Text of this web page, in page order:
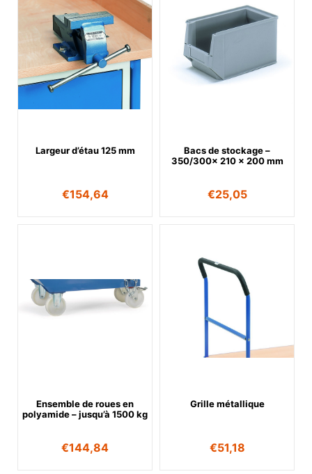
Largeur d’étau 125 mm
€154,64
Bacs de stockage –
350/300x 210 x 200 mm
€25,05
Ensemble de roues en
polyamide – jusqu’à 1500 kg
€144,84
Grille métallique
€51,18